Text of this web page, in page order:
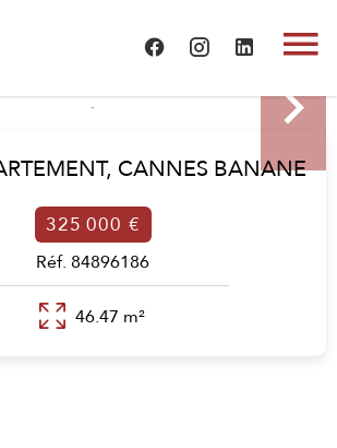
CANNES BANANE
325 000 €
46.47 m²
Réf. 84896186